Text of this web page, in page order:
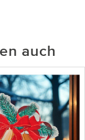
auch